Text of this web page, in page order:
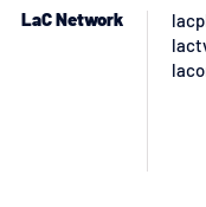
LaC Network